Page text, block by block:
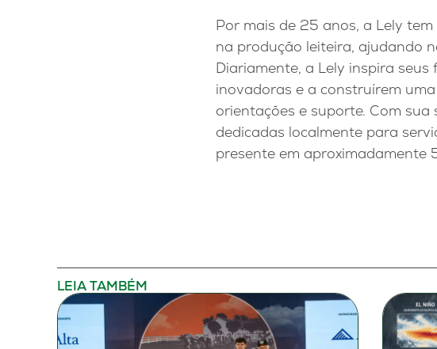
Por mais de 25 anos, a Lely
na produção leiteira, ajudando
Diariamente, a Lely inspira
inovadoras e a construírem
orientações e suporte. Com
dedicadas localmente para
presente em aproximadamente
LEIA TAMBÉM